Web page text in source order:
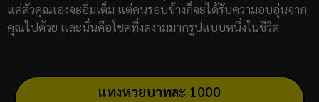
แค่ตัวคุณเองจะอิ่มเต็ม แต่คนรอบข้างก็จะได้รับความอบอุ่นจาก
คุณไปด้วย และนั่นคือโชคที่งดงามมากรูปแบบหนึ่งในชีวิต
แทงหวยบาทละ 1000